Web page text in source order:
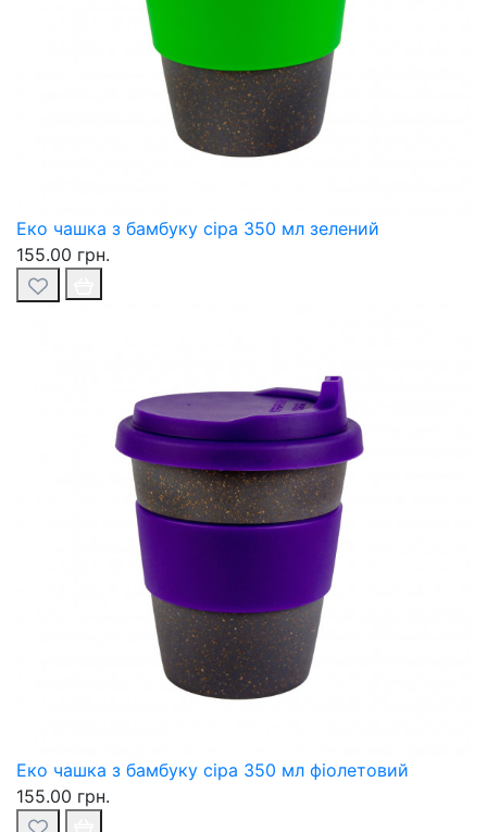
Еко чашка з бамбуку сіра 350 мл зелений
155.00 грн.
Еко чашка з бамбуку сіра 350 мл фіолетовий
155.00 грн.